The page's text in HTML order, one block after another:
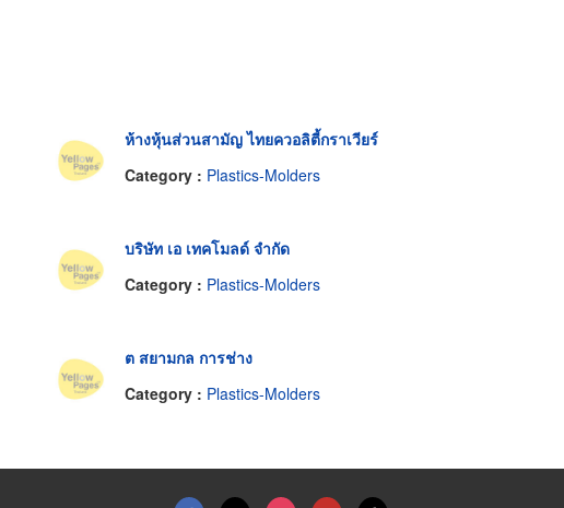
ห้างหุ้นส่วนสามัญ ไทยควอลิตี้กราเวียร์
Category : Plastics-Molders
บริษัท เอ เทคโมลด์ จำกัด
Category : Plastics-Molders
ต สยามกล การช่าง
Category : Plastics-Molders